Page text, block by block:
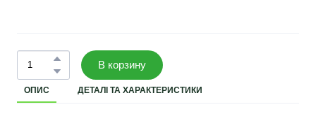
В корзину
ОПИС ДЕТАЛІ ТА ХАРАКТЕРИСТИКИ